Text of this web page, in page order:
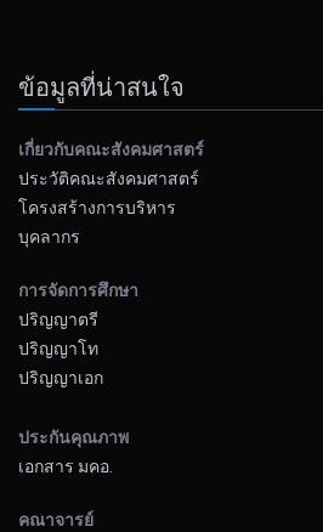
ข้อมูลที่น่าสนใจ
เกี่ยวกับคณะสังคมศาสตร์
ประวัติคณะสังคมศาสตร์
โครงสร้างการบริหาร
บุคลากร
การจัดการศึกษา
ปริญญาตรี
ปริญญาโท
ปริญญาเอก
ประกันคุณภาพ
เอกสาร มคอ.
คณาจารย์